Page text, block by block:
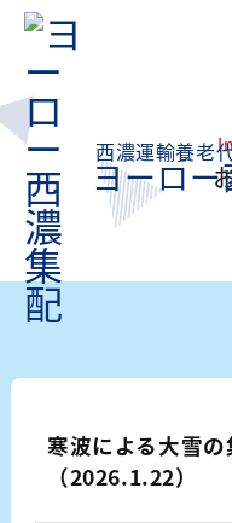
Skip
content
西濃運輸養老
ヨーロ
寒波による大雪
（2026.1.22）